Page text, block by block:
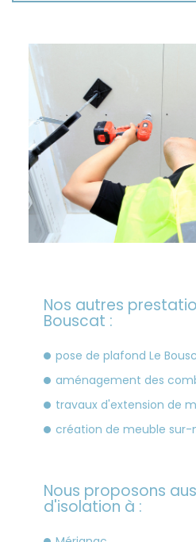
Nos autres
Bouscat :
pose de plafond Le
aménagement des
travaux d'extension de
création de meuble sur-
Nous proposons
d'isolation à :